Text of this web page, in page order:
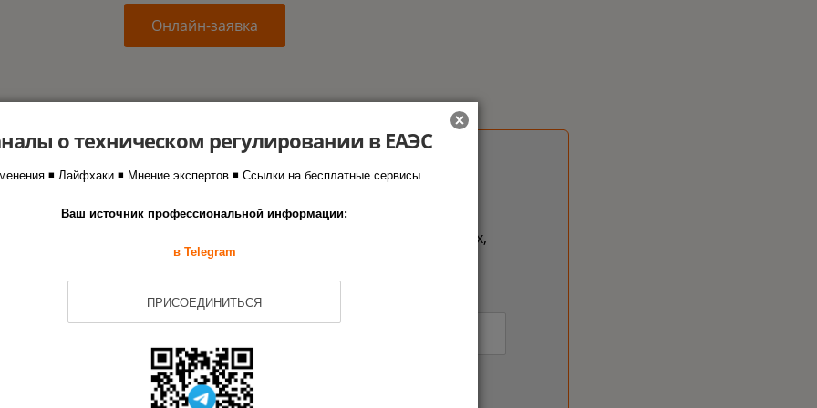
Онлайн-заявка
о сертификации в ЕАЭС —
рассылке Агентства РСТ
Вы будете свободно ориентироваться в техрегламентах,
и ведомственных реестрах:
на обработку персональных данных
о техническом регулировании в ЕАЭС
◾ Лайфхаки ◾ Мнение экспертов ◾ Ссылки на бесплатные сервисы.
Ваш источник профессиональной информации:
в Telegram
ПРИСОЕДИНИТЬСЯ